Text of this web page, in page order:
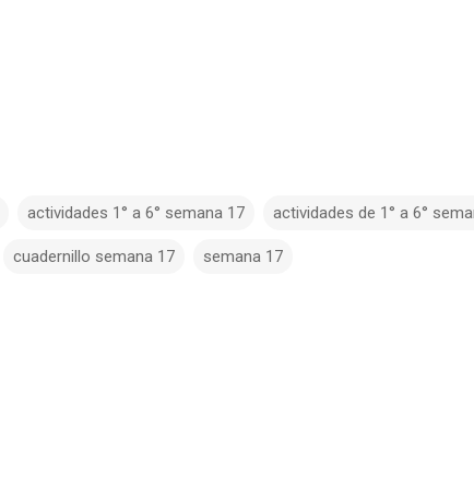
actividades 1° a 6° semana 17 actividades de 1° a 6°
cuadernillo semana 17 semana 17